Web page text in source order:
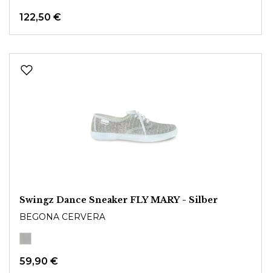
122,50 €
Swingz Dance Sneaker FLY MARY - Silber
BEGONA CERVERA
59,90 €